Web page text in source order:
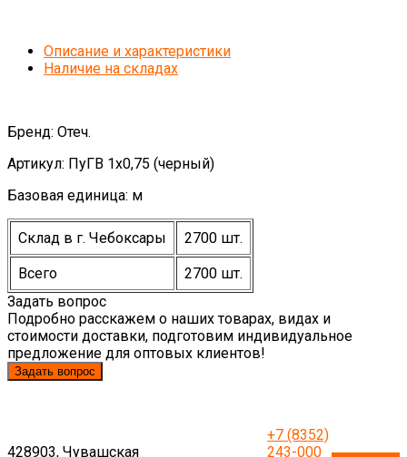
Описание и характеристики
Наличие на складах
Бренд: Отеч.
Артикул: ПуГВ 1х0,75 (черный)
Базовая единица: м
Склад в г. Чебоксары 2700 шт.
Всего
2700 шт.
Задать вопрос
Подробно расскажем о наших товарах, видах и
стоимости доставки, подготовим индивидуальное
предложение для оптовых клиентов!
Задать вопрос
428903, Чувашская
+7 (8352)
243-000